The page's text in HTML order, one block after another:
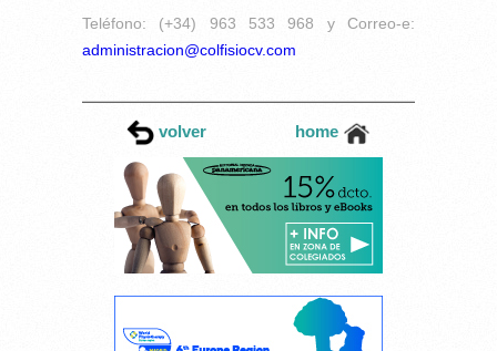
Teléfono: (+34) 963 533 968 y Correo-e:
administracion@colfisiocv.com
volver home
Cancelar consentimiento cookies